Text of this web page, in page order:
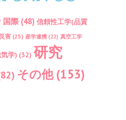
国際 (48) 信頼性工学(品質
災害 (25) 産学連携 (22) 真空工学
学) (32) 研究
その他(153)